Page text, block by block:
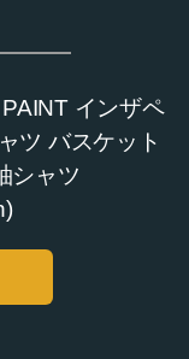
インザペ
ツ バスケット
シャツ